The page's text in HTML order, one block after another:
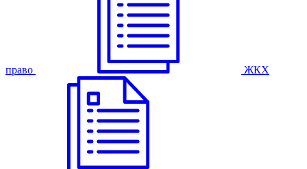
право ЖКХ